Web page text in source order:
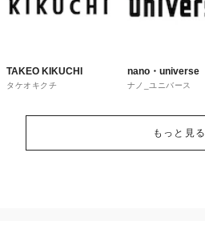
TAKEO KIKUCHI
タケオキクチ
nano・universe
ナノ_ユニバース
もっと見る